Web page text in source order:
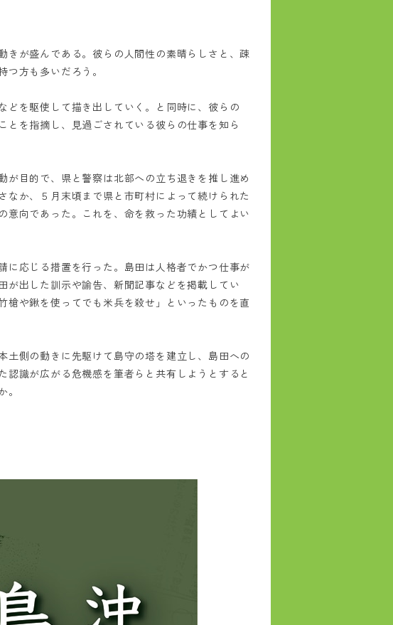
が盛んである。彼らの人間性の素晴らしさと、疎
方も多いだろう。
を駆使して描き出していく。と同時に、彼らの
とを指摘し、見過ごされている彼らの仕事を知ら
目的で、県と警察は北部への立ち退きを推し進め
か、５月末頃まで県と市町村によって続けられた
向であった。これを、命を救った功績としてよい
応じる措置を行った。島田は人格者でかつ仕事が
が出した訓示や諭告、新聞記事などを掲載してい
槍や鍬を使ってでも米兵を殺せ」といったものを直
側の動きに先駆けて島守の塔を建立し、島田への
識が広がる危機感を筆者らと共有しようとすると
。